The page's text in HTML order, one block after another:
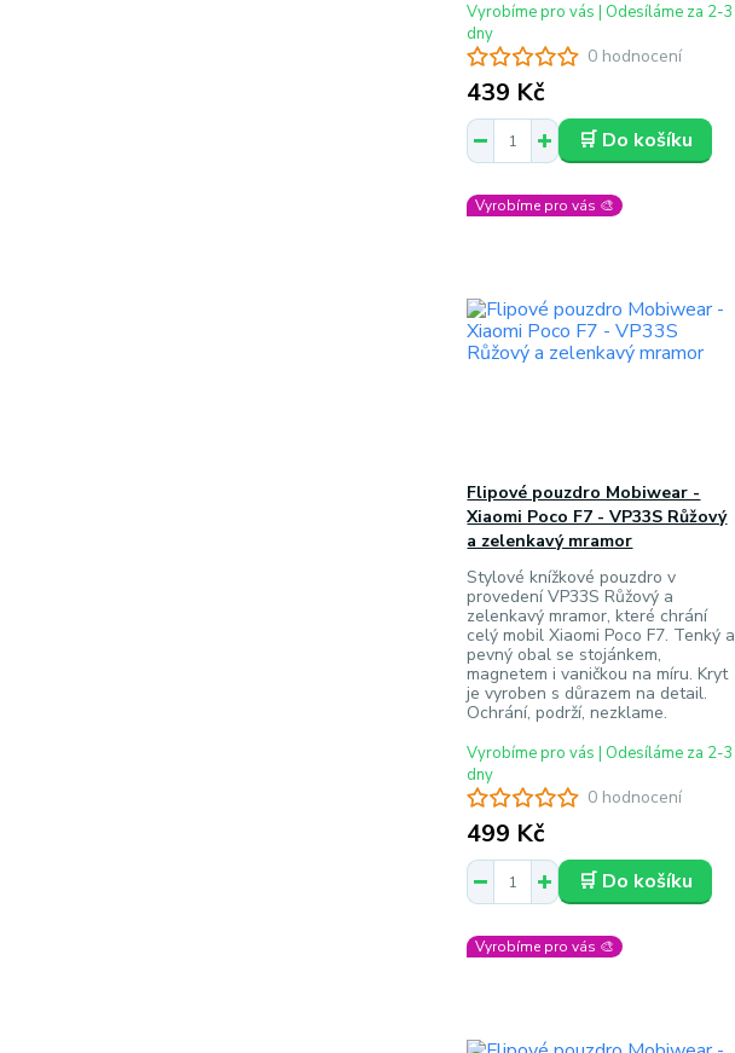
0 hodnocení
439 Kč
Vyrobíme pro vás | Odesíláme za 2-3
dny
🛒 Do košíku
Vyrobíme pro vás 🎨
0 hodnocení
Flipové pouzdro Mobiwear -
Xiaomi Poco F7 - VP33S Růžový
a zelenkavý mramor
Stylové knížkové pouzdro v
provedení VP33S Růžový a
zelenkavý mramor, které chrání
celý mobil Xiaomi Poco F7. Tenký a
pevný obal se stojánkem,
magnetem i vaničkou na míru. Kryt
je vyroben s důrazem na detail.
Ochrání, podrží, nezklame.
499 Kč
Vyrobíme pro vás | Odesíláme za 2-3
dny
🛒 Do košíku
Vyrobíme pro vás 🎨